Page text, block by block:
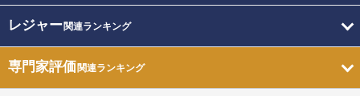
レジャー関連ランキング
専門家評価関連ランキング